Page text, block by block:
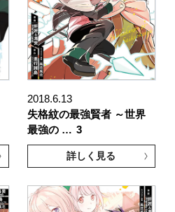
2018.6.13
失格紋の最強賢者 ～世界
最強の … 3
詳しく見る